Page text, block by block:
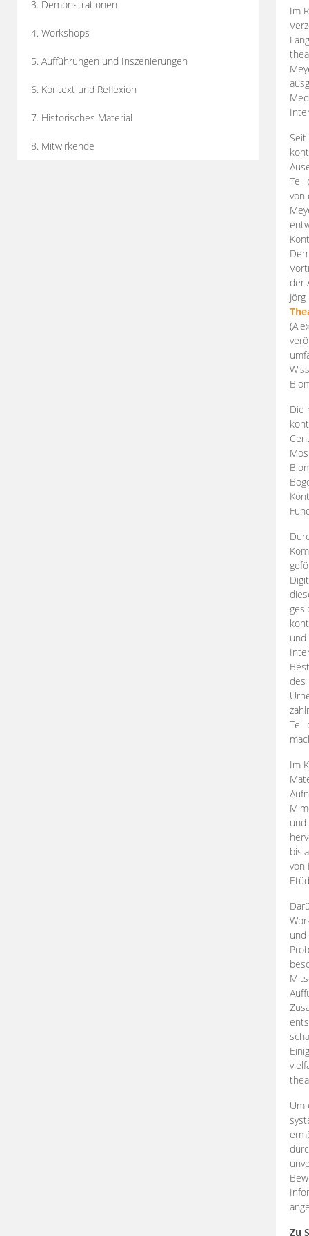
3. Demonstrationen
4. Workshops
5. Aufführungen und Inszenierungen
6. Kontext und Reflexion
7. Historisches Material
8. Mitwirkende
Im
Teil
von
der
Die
des
Teil
Im
und
von
und
Um
Zu